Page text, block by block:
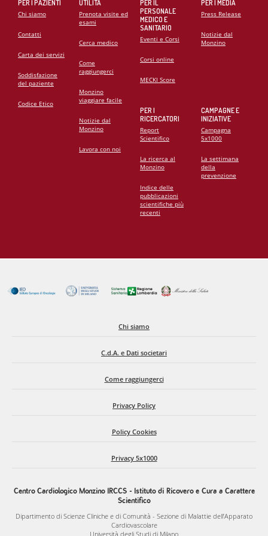
PER I PAZIENTI
Chi siamo
Contatti
Carta dei servizi
Soddisfazione
del paziente
Codice Etico
UTILITÀ
Prenota visite ed
esami
Cerca medico
Come
raggiungerci
Monzino
viaggiare facile
Notizie dal
Monzino
Lavora con noi
PER IL
PERSONALE
MEDICO E
SANITARIO
Eventi e Corsi
Corsi online
MECKI Score
PER I
RICERCATORI
Report
Scientifico
La ricerca al
Monzino
Indice delle
pubblicazioni
scientifiche più
recenti
PER I MEDIA
Press Release
Notizie dal
Monzino
CAMPAGNE E
INIZIATIVE
Campagna
5x1000
La settimana
della
prevenzione
Chi siamo
C.d.A. e Dati societari
Come raggiungerci
Privacy Policy
Policy Cookies
Privacy 5x1000
Centro Cardiologico Monzino IRCCS - Istituto di Ricovero e Cura a Carattere
Scientifico
Dipartimento di Scienze Cliniche e di Comunità - Sezione di Malattie dell’Apparato
Cardiovascolare
Università degli Studi di Milano